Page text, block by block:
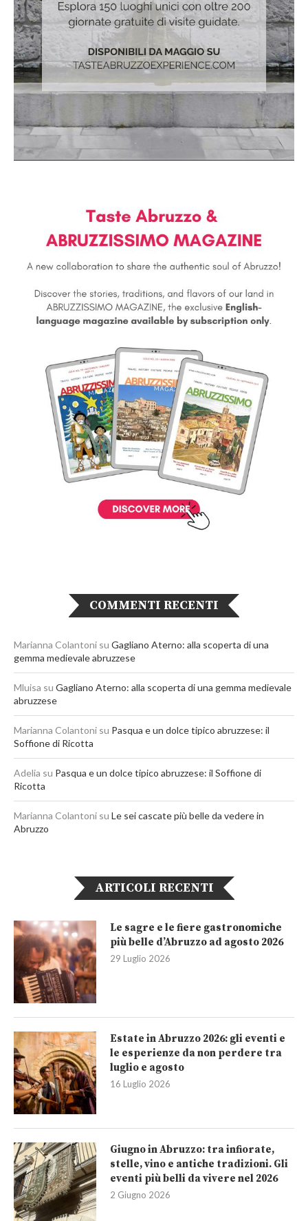
COMMENTI RECENTI
Marianna Colantoni su Gagliano Aterno: alla scoperta di una
gemma medievale abruzzese
Mluisa su Gagliano Aterno: alla scoperta di una gemma medievale
abruzzese
Marianna Colantoni su Pasqua e un dolce tipico abruzzese: il
Soffione di Ricotta
Adelia su Pasqua e un dolce tipico abruzzese: il Soffione di
Ricotta
Marianna Colantoni su Le sei cascate più belle da vedere in
Abruzzo
ARTICOLI RECENTI
Le sagre e le fiere gastronomiche
più belle d’Abruzzo ad agosto 2026
29 Luglio 2026
Estate in Abruzzo 2026: gli eventi e
le esperienze da non perdere tra
luglio e agosto
16 Luglio 2026
Giugno in Abruzzo: tra infiorate,
stelle, vino e antiche tradizioni. Gli
eventi più belli da vivere nel 2026
2 Giugno 2026